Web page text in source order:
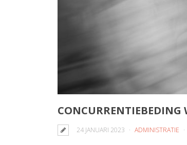
CONCURRENTIEBEDING
24 JANUARI 2023 ADMINISTRATIE